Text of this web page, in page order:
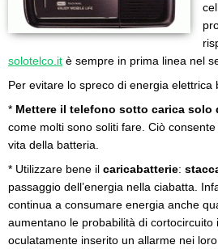
solotelco.it è sempre in prima linea nel
Per evitare lo spreco di energia
* Mettere il telefono sotto carica solo
come molti sono soliti fare. Ciò
vita della batteria.
* Utilizzare bene il caricabatterie:
passaggio dell’energia nella ciabatta.
continua a consumare energia anche
aumentano le probabilità di
oculatamente inserito un allarme nei